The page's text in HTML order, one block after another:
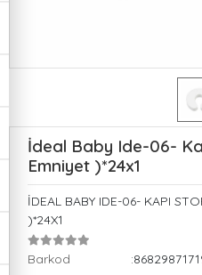
İdeal Baby Ide-06-
Emniyet )*24x1
İDEAL BABY IDE-06- KAPI
)*24X1
Barkod